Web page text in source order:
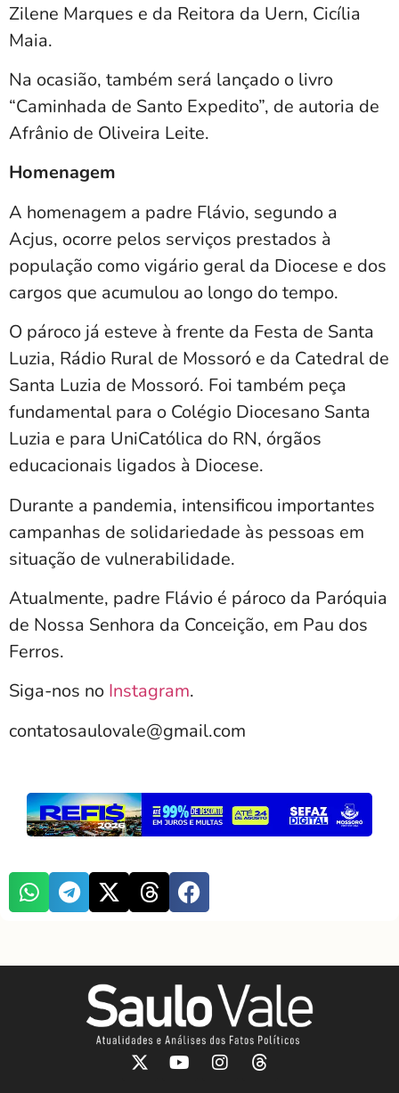
Zilene Marques e da Reitora da Uern, Cicília
Maia.
Na ocasião, também será lançado o livro
“Caminhada de Santo Expedito”, de autoria de
Afrânio de Oliveira Leite.
Homenagem
A homenagem a padre Flávio, segundo a
Acjus, ocorre pelos serviços prestados à
população como vigário geral da Diocese e dos
cargos que acumulou ao longo do tempo.
O pároco já esteve à frente da Festa de Santa
Luzia, Rádio Rural de Mossoró e da Catedral de
Santa Luzia de Mossoró. Foi também peça
fundamental para o Colégio Diocesano Santa
Luzia e para UniCatólica do RN, órgãos
educacionais ligados à Diocese.
Durante a pandemia, intensificou importantes
campanhas de solidariedade às pessoas em
situação de vulnerabilidade.
Atualmente, padre Flávio é pároco da Paróquia
de Nossa Senhora da Conceição, em Pau dos
Ferros.
Siga-nos no Instagram.
contatosaulovale@gmail.com